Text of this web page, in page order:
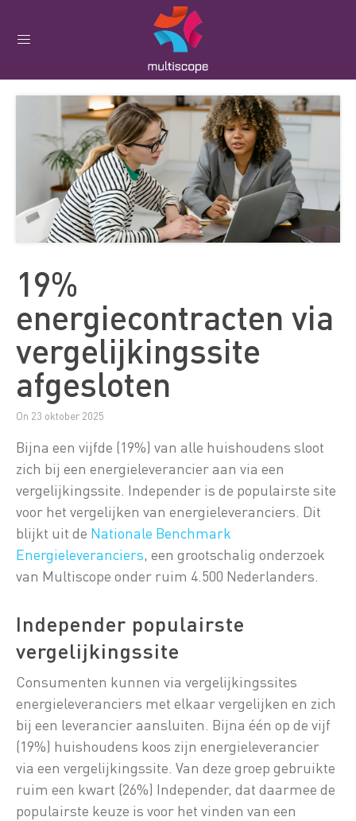
19%
energiecontracten via
vergelijkingssite
afgesloten
On 23 oktober 2025
Bijna een vijfde (19%) van alle huishoudens sloot
zich bij een energieleverancier aan via een
vergelijkingssite. Independer is de populairste site
voor het vergelijken van energieleveranciers. Dit
blijkt uit de Nationale Benchmark
Energieleveranciers, een grootschalig onderzoek
van Multiscope onder ruim 4.500 Nederlanders.
Independer populairste
vergelijkingssite
Consumenten kunnen via vergelijkingssites
energieleveranciers met elkaar vergelijken en zich
bij een leverancier aansluiten. Bijna één op de vijf
(19%) huishoudens koos zijn energieleverancier
via een vergelijkingssite. Van deze groep gebruikte
ruim een kwart (26%) Independer, dat daarmee de
populairste keuze is voor het vinden van een